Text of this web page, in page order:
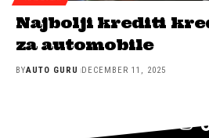
Najbolji krediti
za automobile
BYAUTO GURU DECEMBER 11, 2025